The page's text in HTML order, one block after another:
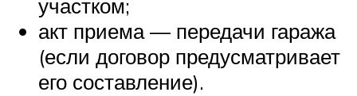
участком;
акт приема — передачи гаража
(если договор предусматривает
его составление).